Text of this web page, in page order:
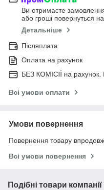
Ви отримаєте
або гроші повернуться
Детальніше
Післяплата
Оплата на рахунок
БЕЗ КОМІСІЇ на
Всі умови оплати
Умови повернення
Повернення товару
Всі умови повернення
Подібні товари компанії